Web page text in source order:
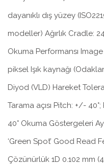
dayanıklı dış yüzey
modeller) Ağırlık Cradle:
Okuma Performansı
piksel Işık kaynağı
Diyod (VLD) Hareket
Tarama açısı Pitch: +/-
40° Okuma Göstergeleri
‘Green Spot’ Good Read
Çözünürlük 1D 0.102 mm